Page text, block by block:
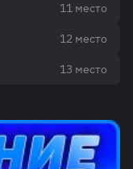
11 место
12 место
13 место